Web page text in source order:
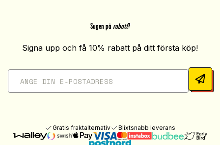
Sugen på rabatt?
Signa upp och få 10% rabatt på ditt första köp!
Gratis fraktalternativ Blixtsnabb leverans